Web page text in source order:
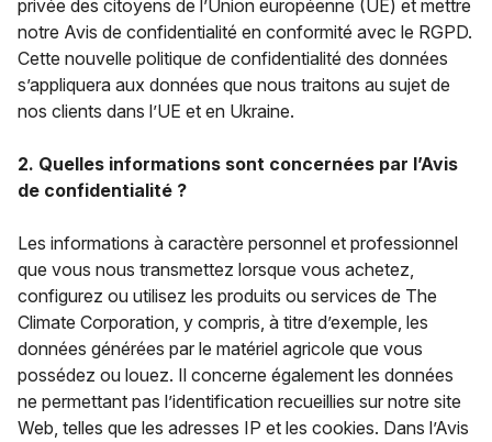
privée des citoyens de l’Union européenne (UE) et mettre
notre Avis de confidentialité en conformité avec le RGPD.
Cette nouvelle politique de confidentialité des données
s’appliquera aux données que nous traitons au sujet de
nos clients dans l’UE et en Ukraine.
2. Quelles informations sont concernées par l’Avis
de confidentialité ?
Les informations à caractère personnel et professionnel
que vous nous transmettez lorsque vous achetez,
configurez ou utilisez les produits ou services de The
Climate Corporation, y compris, à titre d’exemple, les
données générées par le matériel agricole que vous
possédez ou louez. Il concerne également les données
ne permettant pas l’identification recueillies sur notre site
Web, telles que les adresses IP et les cookies. Dans l’Avis